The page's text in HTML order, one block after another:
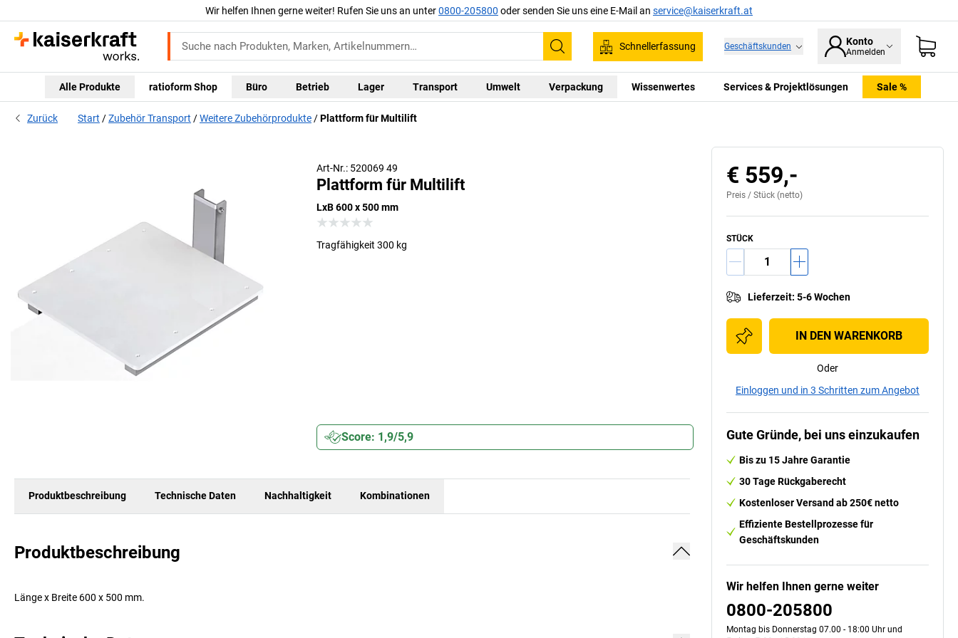
Wir helfen Ihnen gerne weiter! Rufen Sie uns an unter0800-205800 oder senden Sie uns eine E-Mail an service@kaiserkraft.at
Suchen
Schnellerfassung Geschäftskunden Konto
Anmelden
Alle Produkte ratioform Shop Büro Betrieb Lager Transport Umwelt Verpackung Wissenwertes Services & Projektlösungen Sale %
Zurück Start Zubehör Transport Weitere Zubehörprodukte Plattform für Multilift
Art-Nr.: 520069 49
Plattform für Multilift
LxB 600 x 500 mm
Tragfähigkeit 300 kg
Score: 1,9/5,9
Produktbeschreibung Technische Daten Nachhaltigkeit Kombinationen
Produktbeschreibung
Länge x Breite 600 x 500 mm.
€ 559,-
Preis / Stück (netto)
STÜCK
Lieferzeit: 5-6 Wochen
IN DEN WARENKORB
Oder
Einloggen und in 3 Schritten zum Angebot
Gute Gründe, bei uns einzukaufen
Bis zu 15 Jahre Garantie
30 Tage Rückgaberecht
Kostenloser Versand ab 250€ netto
Effiziente Bestellprozesse für
Geschäftskunden
Wir helfen Ihnen gerne weiter
0800-205800
Montag bis Donnerstag 07.00 - 18:00 Uhr und